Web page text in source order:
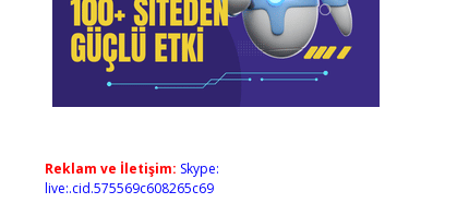
Reklam ve İletişim: Skype:
live:.cid.575569c608265c69